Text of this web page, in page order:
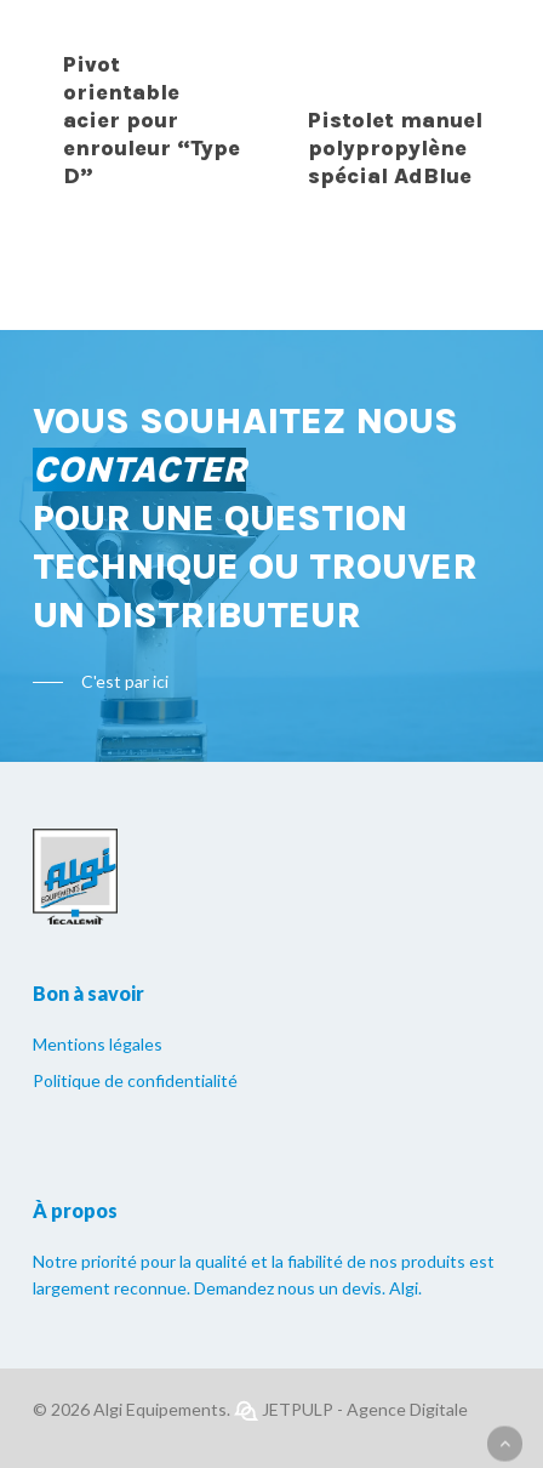
Pivot
orientable
acier pour
enrouleur “Type
D”
Pistolet manuel
polypropylène
spécial AdBlue
VOUS SOUHAITEZ NOUS
CONTACTER
POUR UNE QUESTION
TECHNIQUE OU TROUVER
UN DISTRIBUTEUR
C'est par ici
Bon à savoir
Mentions légales
Politique de confidentialité
À propos
Notre priorité pour la qualité et la fiabilité de nos produits est
largement reconnue. Demandez nous un devis. Algi.
© 2026 Algi Equipements. JETPULP - Agence Digitale